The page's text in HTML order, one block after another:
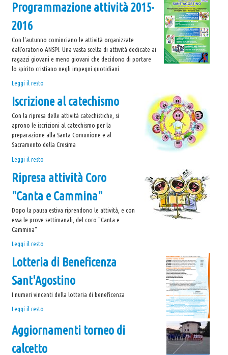
CHIAMATO
ESSERE...
PROMOTORE
DI
FELICITÀ
-
Programmazione attività 2015-
2016
Con l'autunno cominciano le attività organizzate
dall'oratorio ANSPI. Una vasta scelta di attività dedicate ai
ragazzi giovani e meno giovani che decidono di portare
lo spirito cristiano negli impegni quotidiani.
Programmazione
2015-
2016
Leggi il resto
Iscrizione al catechismo
Con la ripresa delle attività catechistiche, si
aprono le iscrizioni al catechismo per la
preparazione alla Santa Comunione e al
Sacramento della Cresima
Iscrizione
catechismo
Leggi il resto
Ripresa attività Coro
"Canta e Cammina"
Dopo la pausa estiva riprendono le attività, e con
essa le prove settimanali, del coro "Canta e
Cammina"
Ripresa
Coro
e
Cammina"
Leggi il resto
Lotteria di Beneficenza
Sant'Agostino
I numeri vincenti della lotteria di beneficenza
Lotteria
Beneficenza
Sant'Agostino
-
Leggi il resto
Aggiornamenti torneo di
calcetto